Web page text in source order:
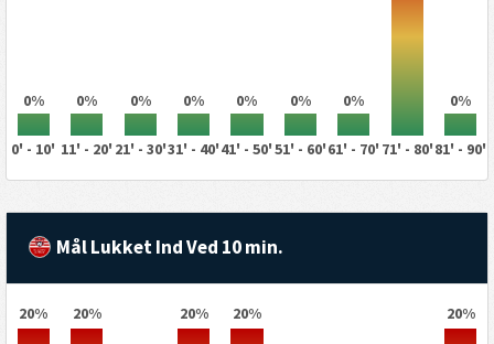
0% 0% 0% 0% 0% 0% 0% 0%
0' - 10' 11' - 20' 21' - 30'31' - 40'41' - 50'51' - 60'61' - 70' 71' - 80'81' - 90'
Mål Lukket Ind Ved 10 min.
20% 20% 20% 20% 20%